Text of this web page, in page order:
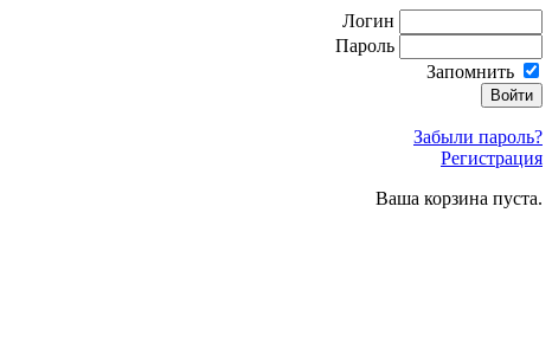
Логин
Пароль
Запомнить
Забыли пароль?
Регистрация
Ваша корзина пуста.